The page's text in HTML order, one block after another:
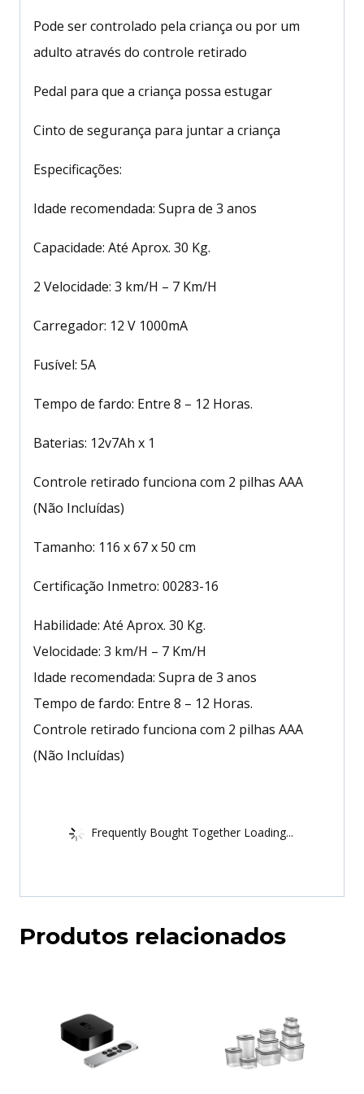
Pode ser controlado pela criança ou por um
adulto através do controle retirado
Pedal para que a criança possa estugar
Cinto de segurança para juntar a criança
Especificações:
Idade recomendada: Supra de 3 anos
Capacidade: Até Aprox. 30 Kg.
2 Velocidade: 3 km/H – 7 Km/H
Carregador: 12 V 1000mA
Fusível: 5A
Tempo de fardo: Entre 8 – 12 Horas.
Baterias: 12v7Ah x 1
Controle retirado funciona com 2 pilhas AAA
(Não Incluídas)
Tamanho: 116 x 67 x 50 cm
Certificação Inmetro: 00283-16
Habilidade: Até Aprox. 30 Kg.
Velocidade: 3 km/H – 7 Km/H
Idade recomendada: Supra de 3 anos
Tempo de fardo: Entre 8 – 12 Horas.
Controle retirado funciona com 2 pilhas AAA
(Não Incluídas)
Frequently Bought Together Loading...
Produtos relacionados